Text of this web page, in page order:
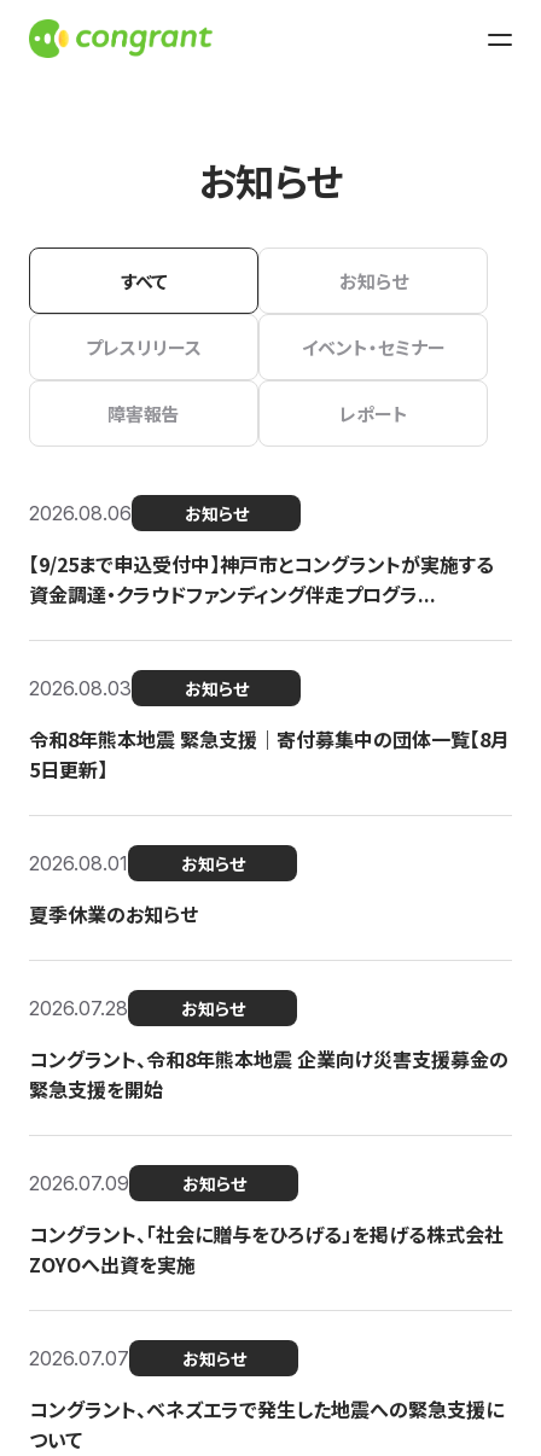
お知らせ
すべて お知らせ
プレスリリース イベント・セミナー
障害報告 レポート
2026.08.06 お知らせ
【9/25まで申込受付中】神戸市とコングラントが実施する
資金調達・クラウドファンディング伴走プログラ...
2026.08.03 お知らせ
令和8年熊本地震 緊急支援｜寄付募集中の団体一覧【8月
5日更新】
2026.08.01 お知らせ
夏季休業のお知らせ
2026.07.28 お知らせ
コングラント、令和8年熊本地震 企業向け災害支援募金の
緊急支援を開始
2026.07.09 お知らせ
コングラント、「社会に贈与をひろげる」を掲げる株式会社
ZOYOへ出資を実施
2026.07.07 お知らせ
コングラント、ベネズエラで発生した地震への緊急支援に
ついて